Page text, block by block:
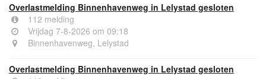
Overlastmelding Binnenhavenweg in Lelystad gesloten
112 melding
Vrijdag 7-8-2026 om 09:18
Binnenhavenweg, Lelystad
Overlastmelding Binnenhavenweg in Lelystad gesloten